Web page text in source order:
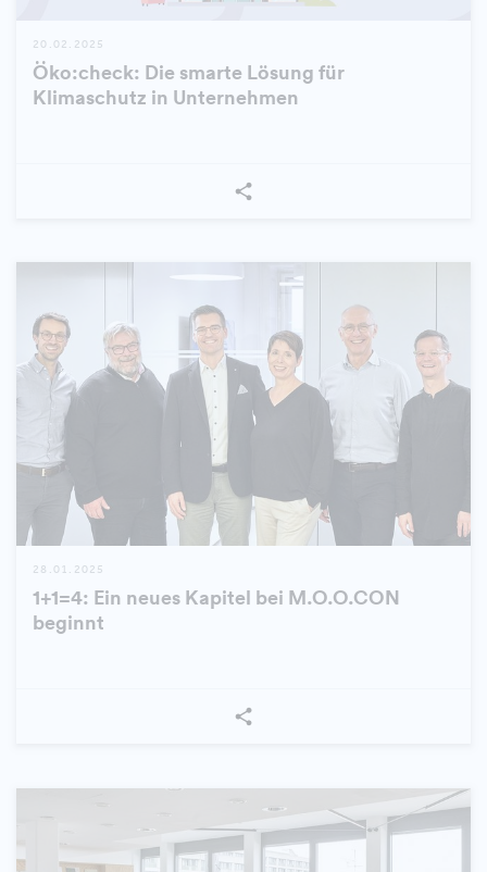
20.02.2025
Öko:check: Die smarte Lösung für
Klimaschutz in Unternehmen
28.01.2025
1+1=4: Ein neues Kapitel bei M.O.O.CON
beginnt